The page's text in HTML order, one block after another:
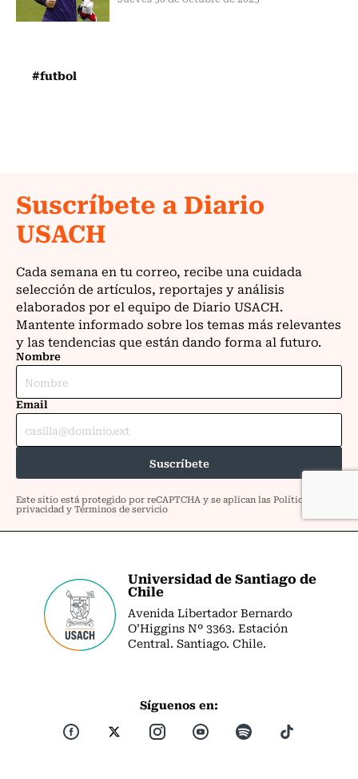
#futbol
Universidad de Santiago de
Chile
Avenida Libertador Bernardo
O’Higgins Nº 3363. Estación
Central. Santiago. Chile.
Síguenos en: